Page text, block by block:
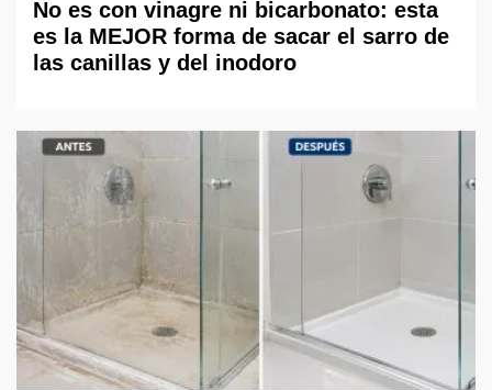
No es con vinagre ni bicarbonato: esta
es la MEJOR forma de sacar el sarro de
las canillas y del inodoro